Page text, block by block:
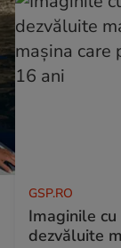
GSP.RO
Imaginile
dezvăluite